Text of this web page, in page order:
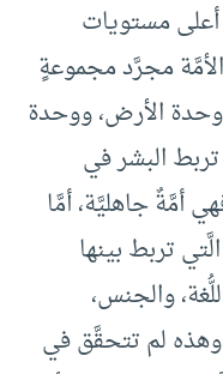
أعلى مستويات
مجرَّد مجموعةٍ
الأرض، ووحدة
البشر في
أمَّةٌ جاهليَّة، أمَّا
تربط بينها
والجنس،
وهذه لم تتحقَّق في